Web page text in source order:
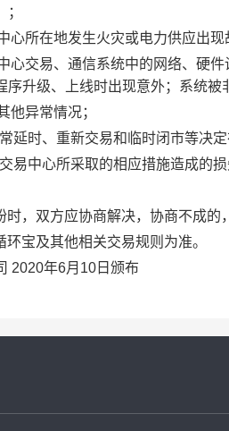
心所在地发生火灾或电力供应出
心交易、通信系统中的网络、硬
序升级、上线时出现意外；系统
他异常情况；
延时、重新交易和临时闭市等决
易中心所采取的相应措施造成的
时，双方应协商解决，协商不成
宝及其他相关交易规则为准。
2020年6月10日颁布